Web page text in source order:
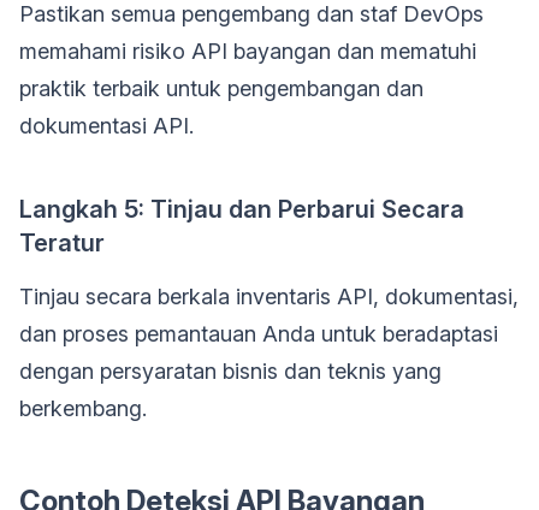
Pastikan semua pengembang dan staf DevOps
memahami risiko API bayangan dan mematuhi
praktik terbaik untuk pengembangan dan
dokumentasi API.
Langkah 5: Tinjau dan Perbarui Secara
Teratur
Tinjau secara berkala inventaris API, dokumentasi,
dan proses pemantauan Anda untuk beradaptasi
dengan persyaratan bisnis dan teknis yang
berkembang.
Contoh Deteksi API Bayangan